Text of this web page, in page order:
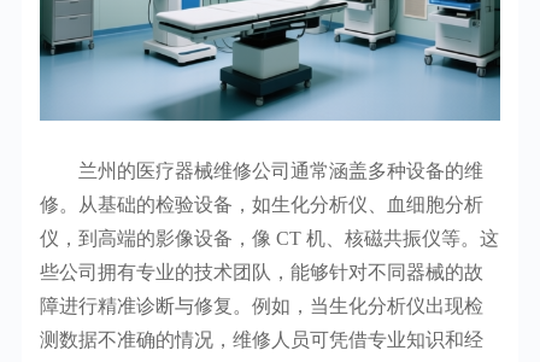
兰州的医疗器械维修公司通常涵盖多种设备的维
修。从基础的检验设备，如生化分析仪、血细胞分析
仪，到高端的影像设备，像 CT 机、核磁共振仪等。这
些公司拥有专业的技术团队，能够针对不同器械的故
障进行精准诊断与修复。例如，当生化分析仪出现检
测数据不准确的情况，维修人员可凭借专业知识和经